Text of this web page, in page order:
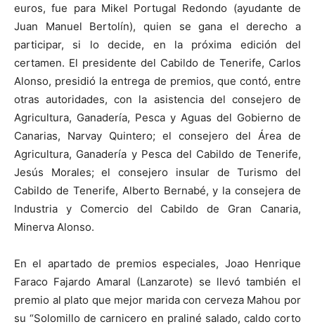
euros, fue para Mikel Portugal Redondo (ayudante de
Juan Manuel Bertolín), quien se gana el derecho a
participar, si lo decide, en la próxima edición del
certamen. El presidente del Cabildo de Tenerife, Carlos
Alonso, presidió la entrega de premios, que contó, entre
otras autoridades, con la asistencia del consejero de
Agricultura, Ganadería, Pesca y Aguas del Gobierno de
Canarias, Narvay Quintero; el consejero del Área de
Agricultura, Ganadería y Pesca del Cabildo de Tenerife,
Jesús Morales; el consejero insular de Turismo del
Cabildo de Tenerife, Alberto Bernabé, y la consejera de
Industria y Comercio del Cabildo de Gran Canaria,
Minerva Alonso.
En el apartado de premios especiales, Joao Henrique
Faraco Fajardo Amaral (Lanzarote) se llevó también el
premio al plato que mejor marida con cerveza Mahou por
su “Solomillo de carnicero en praliné salado, caldo corto